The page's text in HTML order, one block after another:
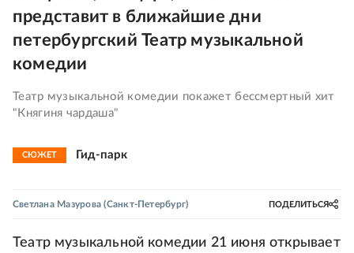
представит в ближайшие дни
петербургский Театр музыкальной
комедии
Театр музыкальной комедии покажет бессмертный хит
"Княгиня чардаша"
СЮЖЕТ Гид-парк
Светлана Мазурова (Санкт-Петербург) ПОДЕЛИТЬСЯ
Театр музыкальной комедии 21 июня открывает